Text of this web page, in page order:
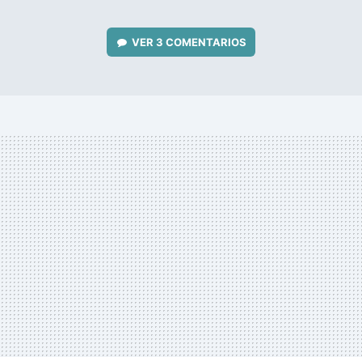
VER 3 COMENTARIOS